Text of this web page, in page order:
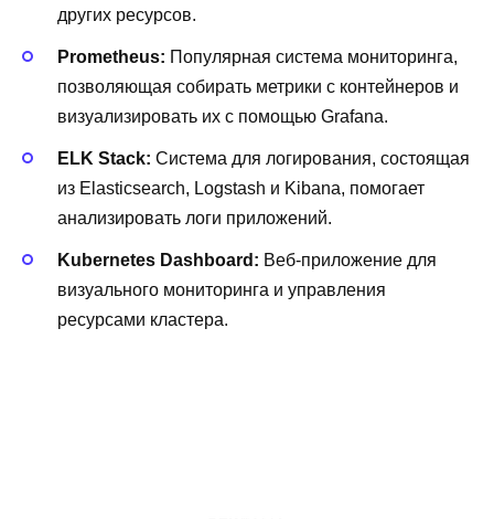
других ресурсов.
Prometheus: Популярная система мониторинга,
позволяющая собирать метрики с контейнеров и
визуализировать их с помощью Grafana.
ELK Stack: Система для логирования, состоящая
из Elasticsearch, Logstash и Kibana, помогает
анализировать логи приложений.
Kubernetes Dashboard: Веб-приложение для
визуального мониторинга и управления
ресурсами кластера.